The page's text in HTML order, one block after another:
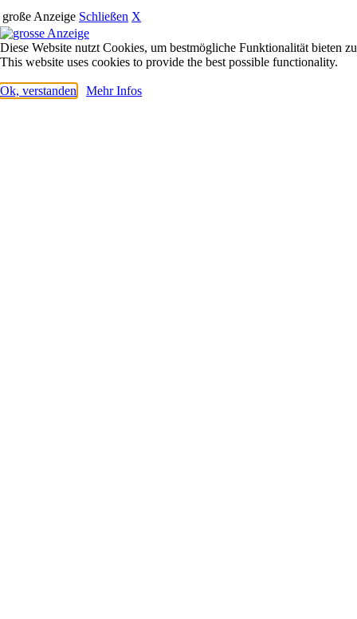
große Anzeige Schließen X
Diese Website nutzt Cookies, um bestmögliche Funktionalität bieten
This website uses cookies to provide the best possible functionality.
Ok, verstanden Mehr Infos